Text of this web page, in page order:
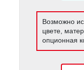
Возможно
цвете,
опционная